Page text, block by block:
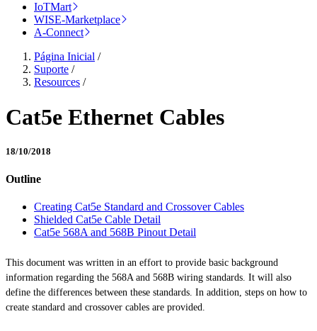
IoTMart
WISE-Marketplace
A-Connect
Página Inicial /
Suporte /
Resources /
Cat5e Ethernet Cables
18/10/2018
Outline
Creating Cat5e Standard and Crossover Cables
Shielded Cat5e Cable Detail
Cat5e 568A and 568B Pinout Detail
This document was written in an effort to provide basic background
information regarding the 568A and 568B wiring standards. It will also
define the differences between these standards. In addition, steps on how to
create standard and crossover cables are provided.